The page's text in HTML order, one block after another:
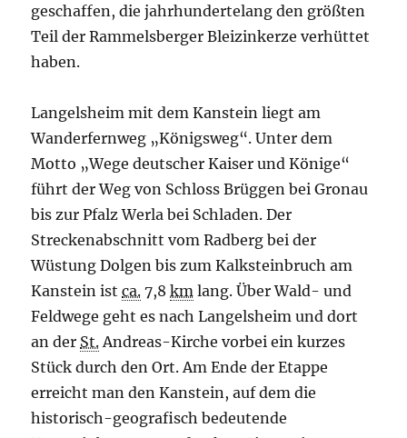
geschaffen, die jahrhundertelang den größten
Teil der Rammelsberger Bleizinkerze verhüttet
haben.
Langelsheim mit dem Kanstein liegt am
Wanderfernweg „Königsweg“. Unter dem
Motto „Wege deutscher Kaiser und Könige“
führt der Weg von Schloss Brüggen bei Gronau
bis zur Pfalz Werla bei Schladen. Der
Streckenabschnitt vom Radberg bei der
Wüstung Dolgen bis zum Kalksteinbruch am
Kanstein istca. 7,8km lang. Über Wald- und
Feldwege geht es nach Langelsheim und dort
an der St. Andreas-Kirche vorbei ein kurzes
Stück durch den Ort. Am Ende der Etappe
erreicht man den Kanstein, auf dem die
historisch-geografisch bedeutende